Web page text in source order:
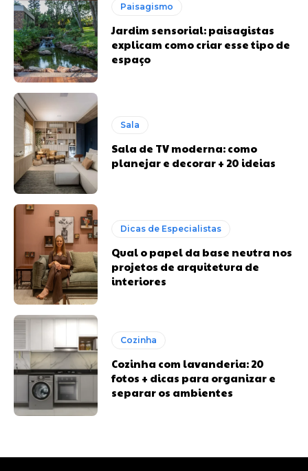
Paisagismo
Jardim sensorial: paisagistas
explicam como criar esse tipo de
espaço
Sala
Sala de TV moderna: como
planejar e decorar + 20 ideias
Dicas de Especialistas
Qual o papel da base neutra nos
projetos de arquitetura de
interiores
Cozinha
Cozinha com lavanderia: 20
fotos + dicas para organizar e
separar os ambientes